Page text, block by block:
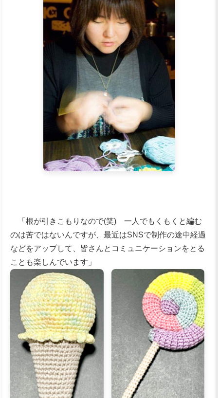
「根が引きこもりなので(笑) 一人でもくもくと編む
のは苦ではないんですが、最近はSNSで制作の途中経過
などをアップして、皆さんとコミュニケーションをとる
ことも楽しんでいます」